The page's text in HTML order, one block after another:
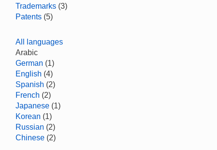
Trademarks (3)
Patents (5)
All languages
Arabic
German (1)
English (4)
Spanish (2)
French (2)
Japanese (1)
Korean (1)
Russian (2)
Chinese (2)